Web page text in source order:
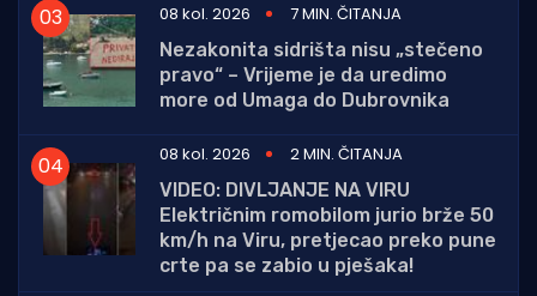
08 kol. 2026
7 MIN. ČITANJA
Nezakonita sidrišta nisu „stečeno
pravo“ – Vrijeme je da uredimo
more od Umaga do Dubrovnika
08 kol. 2026
2 MIN. ČITANJA
VIDEO: DIVLJANJE NA VIRU
Električnim romobilom jurio brže 50
km/h na Viru, pretjecao preko pune
crte pa se zabio u pješaka!